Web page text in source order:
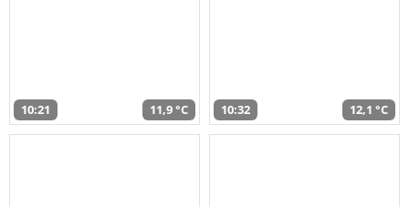
10:21 11,9 °C 10:32 12,1 °C